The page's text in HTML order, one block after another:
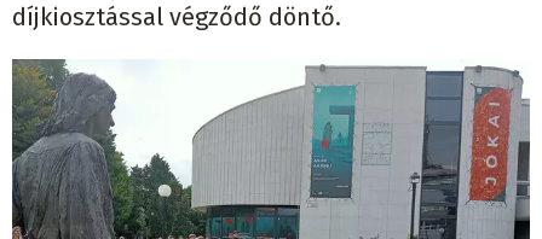
díjkiosztással végződő döntő.